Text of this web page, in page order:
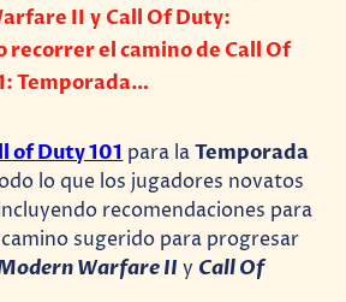
II y Call Of Duty:
recorrer el camino de Call Of
Temporada…
of Duty 101para laTemporada
lo que los jugadores novatos
recomendaciones para
sugerido para progresar
Warfare II y Call Of